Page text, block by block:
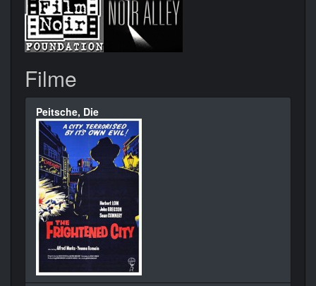
Filme
Peitsche, Die